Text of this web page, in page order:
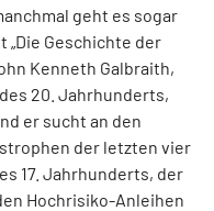
geht es sogar
„Die Geschichte der
Kenneth Galbraith,
20. Jahrhunderts,
er sucht an den
der letzten vier
17. Jahrhunderts, der
Hochrisiko-Anleihen